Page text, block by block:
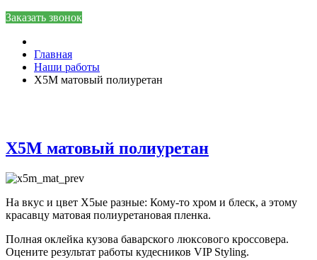
Заказать звонок
Главная
Наши работы
X5M матовый полиуретан
X5M матовый полиуретан
На вкус и цвет Х5ые разные: Кому-то хром и блеск, а этому
красавцу матовая полиуретановая пленка.
Полная оклейка кузова баварского люксового кроссовера.
Оцените результат работы кудесников VIP Styling.